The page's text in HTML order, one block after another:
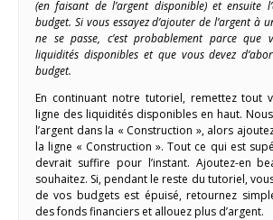
(en faisant de l’argent disponible) et ensuite
budget. Si vous essayez d’ajouter de l’argent à
ne se passe, c’est probablement parce que
liquidités disponibles et que vous devez
budget.
En continuant notre tutoriel, remettez tout
ligne des liquidités disponibles en haut.
l’argent dans la « Construction », alors
la ligne « Construction ». Tout ce qui est
devrait suffire pour l’instant. Ajoutez-en
souhaitez. Si, pendant le reste du tutoriel,
de vos budgets est épuisé, retournez
des fonds financiers et allouez plus d’argent.